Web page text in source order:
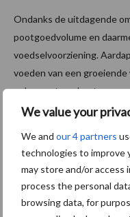
We value your
We and our 4 partners
technologies to improve
may store and/or access
process the personal
browsing data, for
Ondanks de uitdagende
pootgoedvolume en
voedselvoorziening.
voeden van een
opbrengst per hectare,
Tot slot blijft Royal HZPC
en samenwerking, met
marktomstandigheden
telers, klanten en
Bron:HZPC